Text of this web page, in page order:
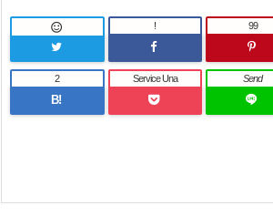
 ! 99
B!
2 Service Una Send